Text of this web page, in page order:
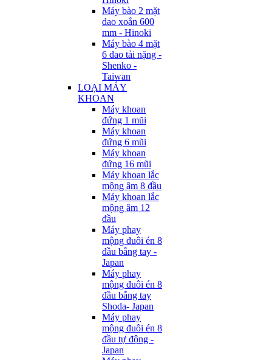
Máy bào 2 mặt
dao xoắn 600
mm - Hinoki
Máy bào 4 mặt
6 dao tải nặng -
Shenko -
Taiwan
LOẠI MÁY
KHOAN
Máy khoan
đứng 1 mũi
Máy khoan
đứng 6 mũi
Máy khoan
đứng 16 mũi
Máy khoan lắc
mộng âm 8 đầu
Máy khoan lắc
mộng âm 12
đầu
Máy phay
mộng đuôi én 8
đầu bằng tay -
Japan
Máy phay
mộng đuôi én 8
đầu bằng tay
Shoda- Japan
Máy phay
mộng đuôi én 8
đầu tự động -
Japan